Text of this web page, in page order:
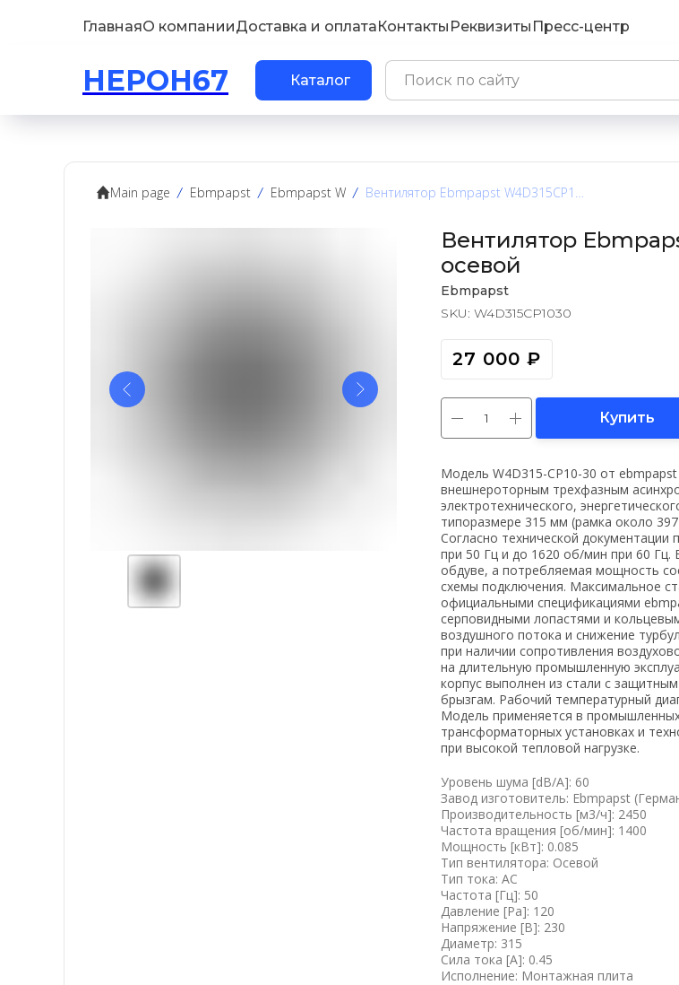
ГлавнаяО компанииДоставка и оплатаКонтакты Реквизиты Пресс-центр
НЕРОН67 Каталог
Main page Ebmpapst Ebmpapst W Вентилятор Ebmpapst W4D315CP1030 / W4D315-CP10-30 осевой
Вентилятор
осевой
Ebmpapst
SKU: W4D315CP1030
27 000 ₽
Купить
Модель W4D315-CP10-30 от
внешнероторным трехфазным
электротехнического,
типоразмере 315 мм (рамка около
Согласно технической
при 50 Гц и до 1620 об/мин при 60
обдуве, а потребляемая мощность
схемы подключения. Максимальное
официальными спецификациями
серповидными лопастями и
воздушного потока и снижение
при наличии сопротивления
на длительную промышленную
корпус выполнен из стали с
брызгам. Рабочий температурный
Модель применяется в
трансформаторных установках и
при высокой тепловой нагрузке.
Уровень шума [dB/A]: 60
Завод изготовитель: Ebmpapst
Производительность [м3/ч]: 2450
Частота вращения [об/мин]: 1400
Мощность [кВт]: 0.085
Тип вентилятора: Осевой
Тип тока: AC
Частота [Гц]: 50
Давление [Pa]: 120
Напряжение [B]: 230
Диаметр: 315
Сила тока [А]: 0.45
Исполнение: Монтажная плита